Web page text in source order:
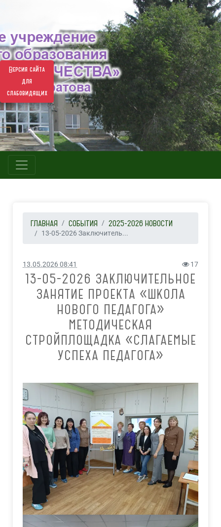
Версия сайта
для
слабовидящих
ГЛАВНАЯ СОБЫТИЯ 2025-2026 НОВОСТИ
13-05-2026 Заключитель...
13.05.2026 08:41 17
13-05-2026 ЗАКЛЮЧИТЕЛЬНОЕ
ЗАНЯТИЕ ПРОЕКТА «ШКОЛА
НОВОГО ПЕДАГОГА»
МЕТОДИЧЕСКАЯ
СТРОЙПЛОЩАДКА «СЛАГАЕМЫЕ
УСПЕХА ПЕДАГОГА»